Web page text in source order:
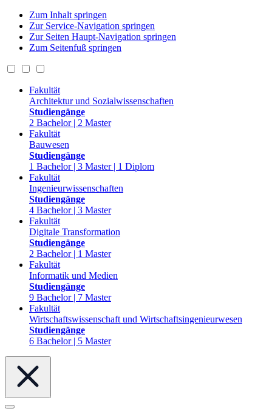
Zum Inhalt springen
Zur Service-Navigation springen
Zur Seiten Haupt-Navigation springen
Zum Seitenfuß springen
Fakultät
Architektur und Sozialwissenschaften
Studiengänge
2 Bachelor | 2 Master
Fakultät
Bauwesen
Studiengänge
1 Bachelor | 3 Master | 1 Diplom
Fakultät
Ingenieurwissenschaften
Studiengänge
4 Bachelor | 3 Master
Fakultät
Digitale Transformation
Studiengänge
2 Bachelor | 1 Master
Fakultät
Informatik und Medien
Studiengänge
9 Bachelor | 7 Master
Fakultät
Wirtschaftswissenschaft und Wirtschaftsingenieurwesen
Studiengänge
6 Bachelor | 5 Master